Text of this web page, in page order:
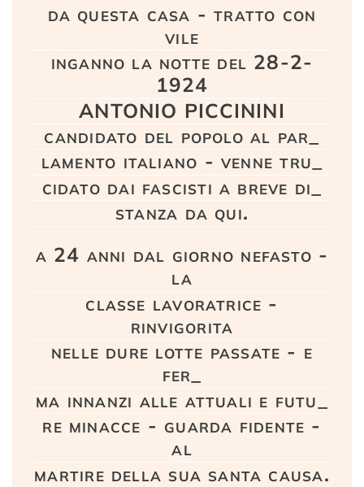
da questa casa - tratto con
vile
inganno la notte del 28-2-
1924
ANTONIO PICCININI
candidato del popolo al par_
lamento italiano - venne tru_
cidato dai fascisti a breve di_
stanza da qui.
a 24 anni dal giorno nefasto -
la
classe lavoratrice -
rinvigorita
nelle dure lotte passate - e
fer_
ma innanzi alle attuali e futu_
re minacce - guarda fidente -
al
martire della sua santa causa.